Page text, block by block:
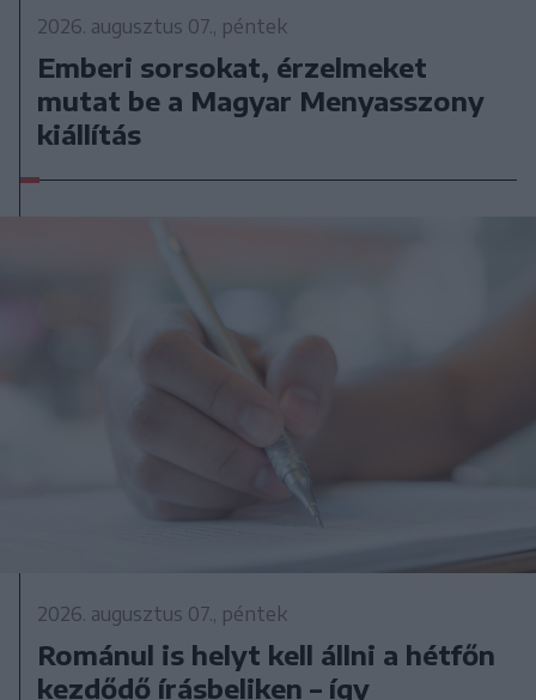
2026. augusztus 07., péntek
Emberi sorsokat, érzelmeket
mutat be a Magyar Menyasszony
kiállítás
2026. augusztus 07., péntek
Románul is helyt kell állni a hétfőn
kezdődő írásbeliken – így